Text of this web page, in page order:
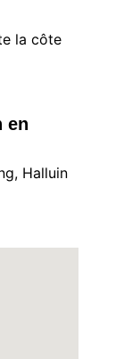
la côte
en
Halluin